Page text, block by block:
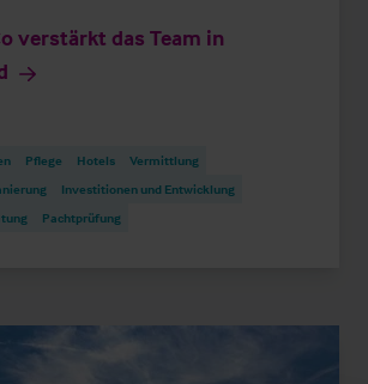
verstärkt das Team in
Pflege Hotels
Vermittlung
Investitionen und Entwicklung
Pachtprüfung